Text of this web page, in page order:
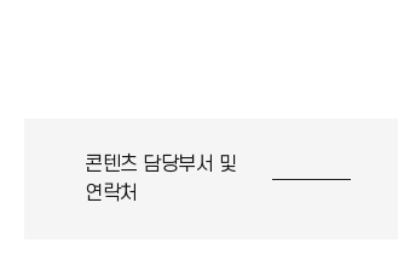
콘텐츠 담당부서 및
연락처